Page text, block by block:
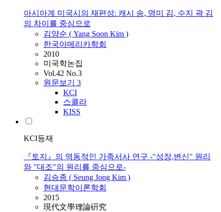
아시아계 미국시의 재편성: 캐시 송, 명미 김, 수지 곽 김
의 차이를 중심으로
김양순 ( Yang Soon Kim )
한국아메리카학회
2010
미국학논집
Vol.42 No.3
원문보기 3
KCI
스콜라
KISS
KCI등재
『토지』의 역동적인 가족서사 연구 -"성장,변신" 원리
와 "대조"의 원리를 중심으로-
김승종 ( Seung Jong Kim )
현대문학이론학회
2015
現代文學理論硏究